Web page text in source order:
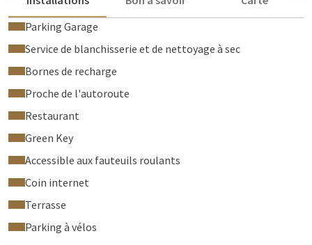
Parking Garage
Service de blanchisserie et de nettoyage à sec
Bornes de recharge
Proche de l'autoroute
Restaurant
Green Key
Accessible aux fauteuils roulants
Coin internet
Terrasse
Parking à vélos